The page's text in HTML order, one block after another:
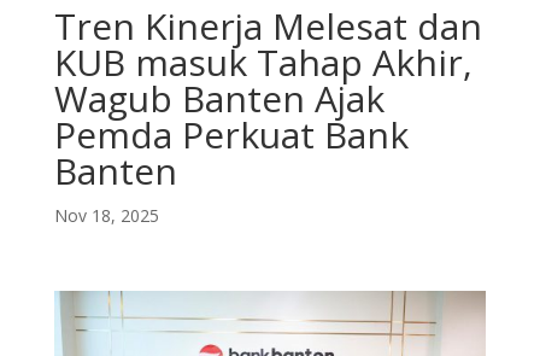
Tren Kinerja Melesat dan
KUB masuk Tahap Akhir,
Wagub Banten Ajak
Pemda Perkuat Bank
Banten
Nov 18, 2025